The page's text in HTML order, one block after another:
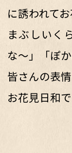
に誘われて
まぶしいく
な〜」「ぽ
皆さんの表
お花見日和